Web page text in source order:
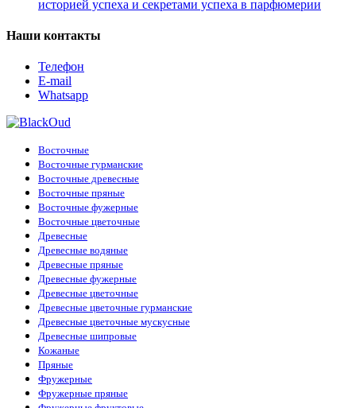
историей успеха и секретами успеха в парфюмерии
Наши контакты
Телефон
E-mail
Whatsapp
Восточные
Восточные гурманские
Восточные древесные
Восточные пряные
Восточные фужерные
Восточные цветочные
Древесные
Древесные водяные
Древесные пряные
Древесные фужерные
Древесные цветочные
Древесные цветочные гурманские
Древесные цветочные мускусные
Древесные шипровые
Кожаные
Пряные
Фружерные
Фружерные пряные